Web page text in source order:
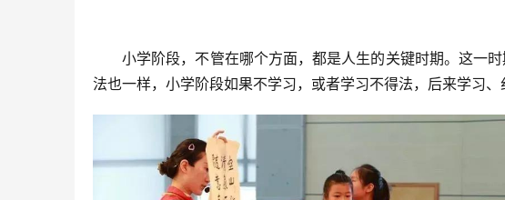
小学阶段，不管在哪个方面，都是人生的关键时期。这一
法也一样，小学阶段如果不学习，或者学习不得法，后来学习、